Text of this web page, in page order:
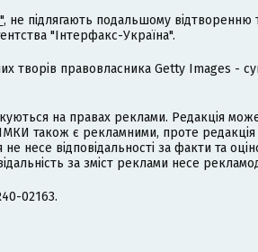
, не підлягають подальшому відтворенню
"Інтерфакс-Україна".
творів правовласника Getty Images -
на правах реклами. Редакція
також є рекламними, проте
несе відповідальності за факти та
за зміст реклами несе
02163.